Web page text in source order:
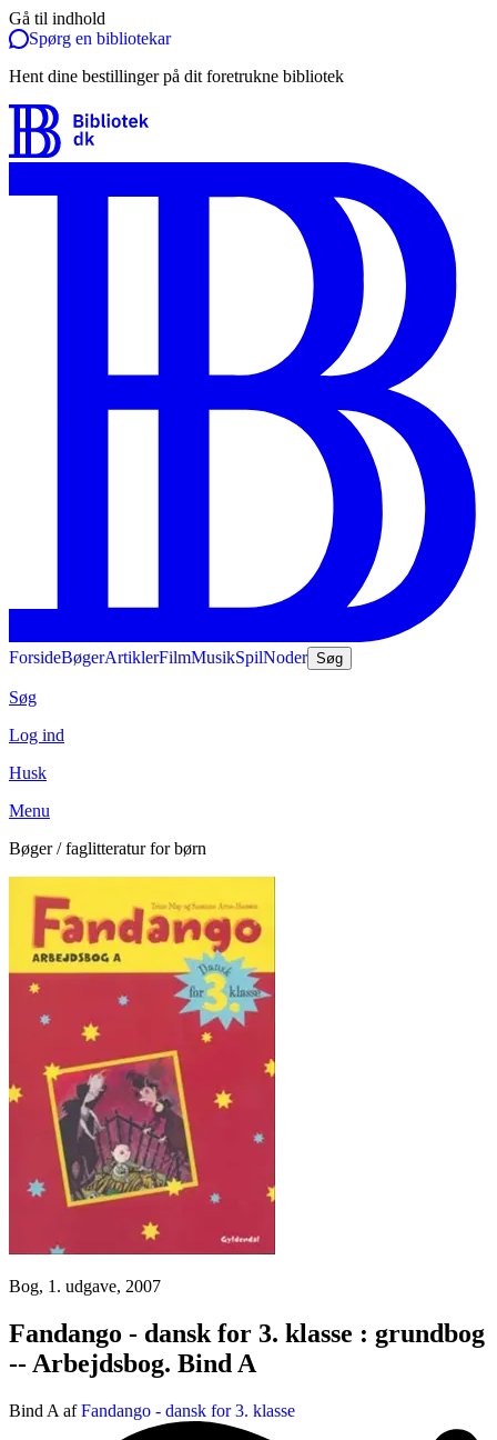
Gå til indhold
Spørg en bibliotekar
Hent dine bestillinger på dit foretrukne bibliotek
ForsideBøgerArtiklerFilmMusikSpilNoder Søg
Søg
Log ind
Husk
Menu
Bøger / faglitteratur for børn
Bog, 1. udgave, 2007
Fandango - dansk for 3. klasse : grundbog
-- Arbejdsbog. Bind A
Bind A afFandango - dansk for 3. klasse